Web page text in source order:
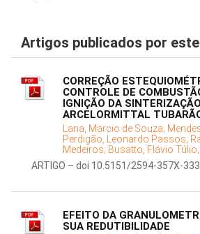
Artigos publicados por
CORREÇÃO
CONTROLE DE
IGNIÇÃO DA
ARCELORMITTAL
Lana, Marcio de Souza;
Perdigão, Leonardo Passos;
Medeiros; Busatto, Flávio Túlio;
ARTIGO – doi 10.5151/2594-357X-
EFEITO DA
SUA REDUTIBILIDADE